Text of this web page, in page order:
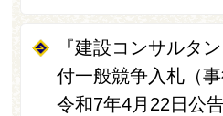
『建設コンサルタ
付一般競争入札（事
令和7年4月22日公